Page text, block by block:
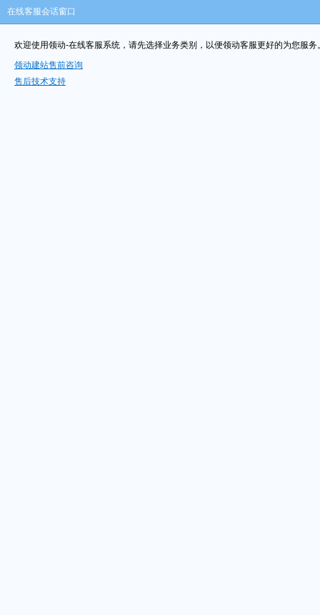
在线客服会话窗口
欢迎使用领动-在线客服系统，请先选择业务类别，以便领动客服更好的为您服务
领动建站售前咨询
售后技术支持